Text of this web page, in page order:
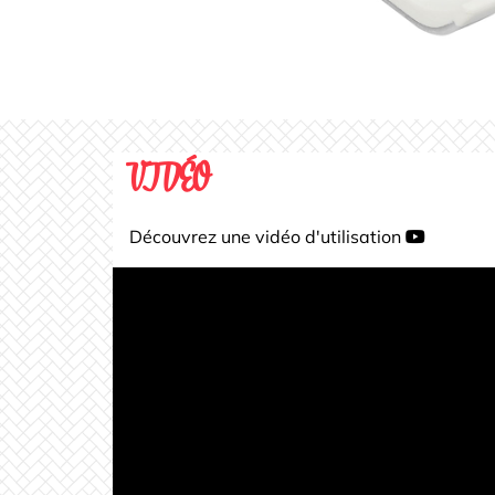
VIDÉO
Découvrez une vidéo d'utilisation